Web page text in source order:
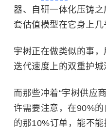
器、自研一体化压铸
套估值模型在它身上几
宇树正在做类似的事
迭代速度上的双重护城
而那些冲着“宇树供应
许需要注意，在90%
的那10%订单，能不